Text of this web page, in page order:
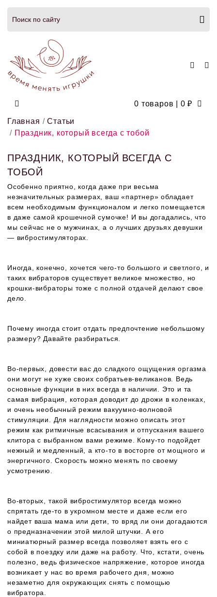
0 товаров 0 ₽
Главная
Статьи
Праздник, который всегда с тобой
ПРАЗДНИК, КОТОРЫЙ ВСЕГДА С
ТОБОЙ
Особенно приятно, когда даже при весьма
незначительных размерах, ваш «партнер» обладает
всем необходимым функционалом и легко помещается
в даже самой крошечной сумочке! И вы догадались, что
мы сейчас не о мужчинах, а о лучших друзьях девушки
— вибростимуляторах.
Иногда, конечно, хочется чего-то большого и светлого, и
таких вибраторов существует великое множество, но
крошки-вибраторы тоже с полной отдачей делают свое
дело.
Почему иногда стоит отдать предпочтение небольшому
размеру? Давайте разбираться.
Во-первых, довести вас до сладкого ощущения оргазма
они могут не хуже своих собратьев-великанов. Ведь
основные функции в них всегда в наличии. Это и та
самая вибрация, которая доводит до дрожи в коленках,
и очень необычный режим вакуумно-волновой
стимуляции. Для наглядности можно описать этот
режим как ритмичные всасывания и отпускания вашего
клитора с выбранном вами режиме. Кому-то подойдет
нежный и медленный, а кто-то в восторге от мощного и
энергичного. Скорость можно менять по своему
усмотрению.
Во-вторых, такой вибростимулятор всегда можно
спрятать где-то в укромном месте и даже если его
найдет ваша мама или дети, то вряд ли они догадаются
о предназначении этой милой штучки. А его
миниатюрный размер всегда позволяет взять его с
собой в поездку или даже на работу. Что, кстати, очень
полезно, ведь физическое напряжение, которое иногда
возникает у нас во время рабочего дня, можно
незаметно для окружающих снять с помощью
вибратора.